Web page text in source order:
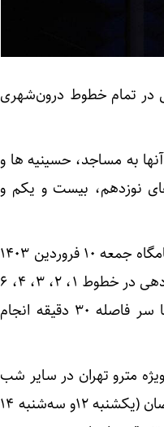
در تمام خطوط درون‌شهری
به مساجد، حسینیه ها و
نوزدهم، بیست و یکم و
وی با بیان اینکه شرکت بهره برداری مترو تهران در نخستین شب قدر، در شامگاه جمعه ۱۰ فروردین ۱۴۰۳
خدمات رسانی ویژه خود را آغاز می کند، تصریح کرد: در این راستا سرویس دهی در خطوط ۱، ۲، ۳، ۴، ۶
و ۷ مترو تهران از ساعت ۲۲ تا ۲ بامداد روز بعد (شنبه ۱۱ فروردین ماه) با سر فاصله ۳۰ دقیقه انجام
مترو تهران در سایر شب
های قدر نیز گفت: در شب های بیست و یکم و بیست و سوم ماه مبارک رمضان (یکشنبه ۱۲و سه‌شنبه ۱۴